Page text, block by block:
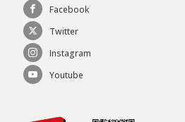
Facebook
Twitter
Instagram
Youtube